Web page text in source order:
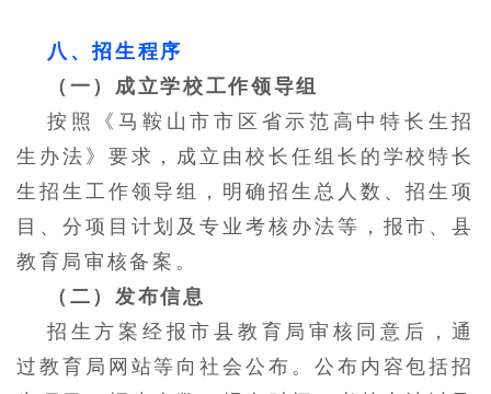
八、招生程序
（一）成立学校工作领导组
按照《马鞍山市市区省示范高中特长生招
生办法》要求，成立由校长任组长的学校特长
生招生工作领导组，明确招生总人数、招生项
目、分项目计划及专业考核办法等，报市、县
教育局审核备案。
（二）发布信息
招生方案经报市县教育局审核同意后，通
过教育局网站等向社会公布。公布内容包括招